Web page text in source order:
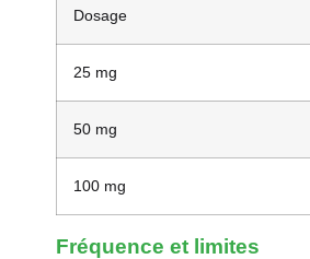
Dosage
25 mg
50 mg
100 mg
Fréquence et limites